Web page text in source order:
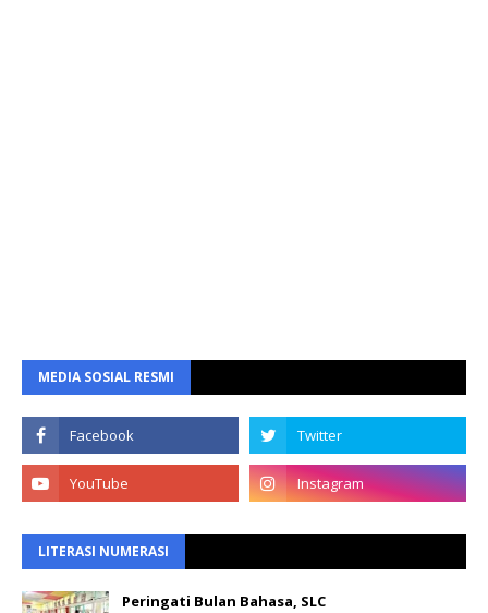
MEDIA SOSIAL RESMI
LITERASI NUMERASI
Peringati Bulan Bahasa, SLC